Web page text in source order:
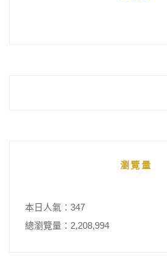
瀏覽量
本日人氣：347
總瀏覽量：2,208,994